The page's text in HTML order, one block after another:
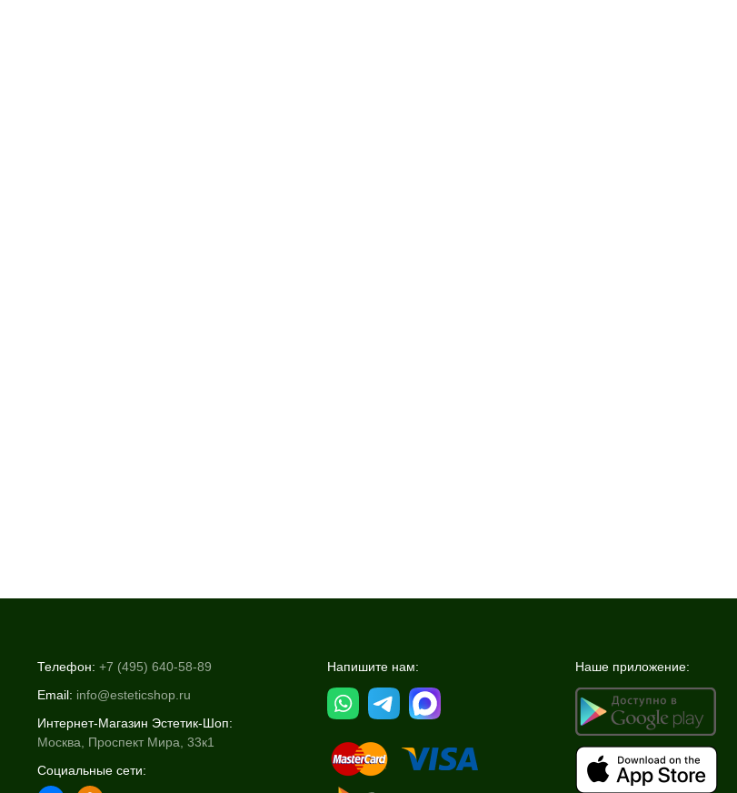
Телефон: +7 (495) 640-58-89
Email: info@esteticshop.ru
Интернет-Магазин Эстетик-Шоп:
Москва, Проспект Мира, 33к1
Социальные сети:
Напишите нам: Наше приложение: